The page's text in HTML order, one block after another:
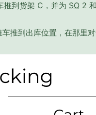
推到货架 C，并为 SO 2 和
推到出库位置，在那里